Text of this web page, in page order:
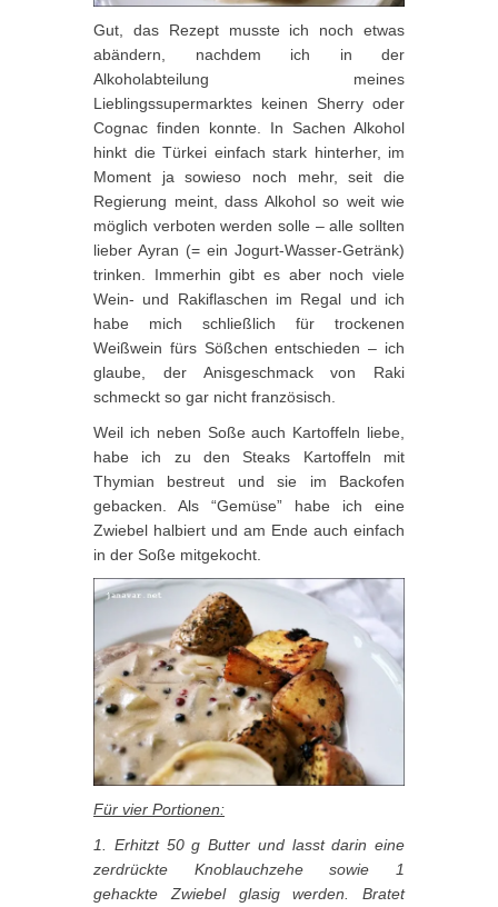
Gut, das Rezept musste ich noch etwas
abändern, nachdem ich in der
Alkoholabteilung meines
Lieblingssupermarktes keinen Sherry oder
Cognac finden konnte. In Sachen Alkohol
hinkt die Türkei einfach stark hinterher, im
Moment ja sowieso noch mehr, seit die
Regierung meint, dass Alkohol so weit wie
möglich verboten werden solle – alle sollten
lieber Ayran (= ein Jogurt-Wasser-Getränk)
trinken. Immerhin gibt es aber noch viele
Wein- und Rakiflaschen im Regal und ich
habe mich schließlich für trockenen
Weißwein fürs Sößchen entschieden – ich
glaube, der Anisgeschmack von Raki
schmeckt so gar nicht französisch.
Weil ich neben Soße auch Kartoffeln liebe,
habe ich zu den Steaks Kartoffeln mit
Thymian bestreut und sie im Backofen
gebacken. Als “Gemüse” habe ich eine
Zwiebel halbiert und am Ende auch einfach
in der Soße mitgekocht.
Für vier Portionen:
1. Erhitzt 50 g Butter und lasst darin eine
zerdrückte Knoblauchzehe sowie 1
gehackte Zwiebel glasig werden. Bratet